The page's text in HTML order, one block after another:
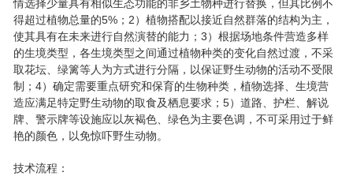
情选择少量具有相似生态功能的非乡土物种进行替换，但其比例不
得超过植物总量的5%；2）植物搭配以接近自然群落的结构为主，
使其具有在未来进行自然演替的能力；3）根据场地条件营造多样
的生境类型，各生境类型之间通过植物种类的变化自然过渡，不采
取花坛、绿篱等人为方式进行分隔，以保证野生动物的活动不受限
制；4）确定需要重点研究和保育的生物种类，植物选择、生境营
造应满足特定野生动物的取食及栖息要求；5）道路、护栏、解说
牌、警示牌等设施应以灰褐色、绿色为主要色调，不可采用过于鲜
艳的颜色，以免惊吓野生动物。
技术流程：